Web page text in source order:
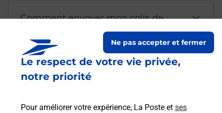
Le respect de votre vie privée,
notre priorité
Pour améliorer votre expérience, La Poste et ses
Ne pas accepter et fermer
Comment envoyer mon colis de
Est-il possible d’acheter un
emballage directement depuis un